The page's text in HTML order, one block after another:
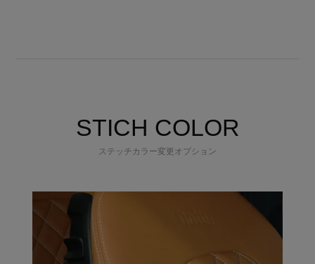
STICH COLOR
ステッチカラー変更オプション